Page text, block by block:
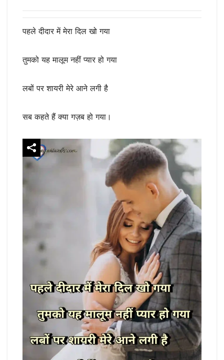
पहले दीदार में मेरा दिल खो गया
तुमको यह मालूम नहीं प्यार हो गया
लबों पर शायरी मेरे आने लगी है
सब कहते हैं क्या गज़ब हो गया।